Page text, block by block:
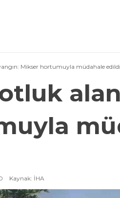
Mikser hortumuyla müdahale edildi
Kaynak: İHA